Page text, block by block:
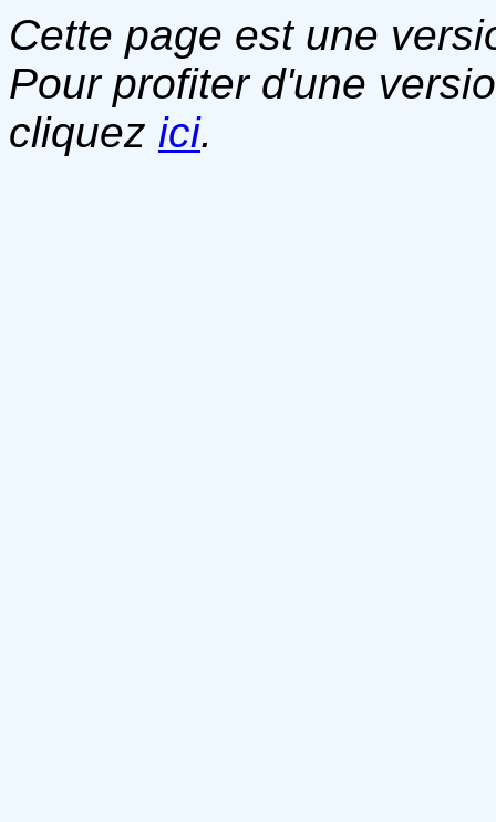
Cette page est une
Pour profiter d'une
cliquez ici.